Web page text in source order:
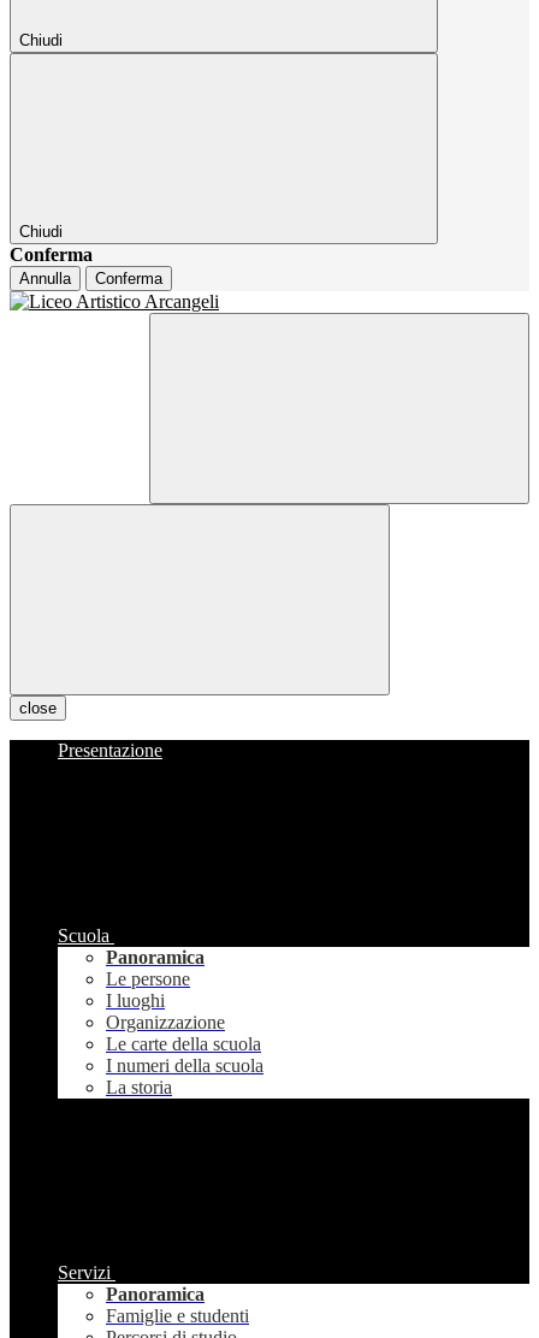
Chiudi
Chiudi
Conferma
Annulla Conferma
close
Presentazione
Scuola
Panoramica
Le persone
I luoghi
Organizzazione
Le carte della scuola
I numeri della scuola
La storia
Servizi
Panoramica
Famiglie e studenti